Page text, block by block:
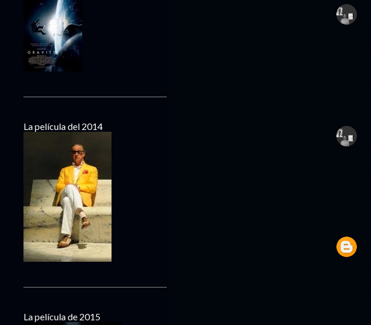
La película del 2014
La película de 2015